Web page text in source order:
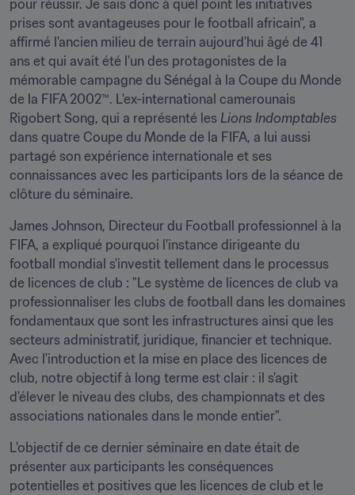
pour réussir. Je sais donc à quel point les initiatives
prises sont avantageuses pour le football africain", a
affirmé l'ancien milieu de terrain aujourd'hui âgé de 41
ans et qui avait été l'un des protagonistes de la
mémorable campagne du Sénégal à la Coupe du Monde
de la FIFA 2002™. L'ex-international camerounais
Rigobert Song, qui a représenté les Lions Indomptables
dans quatre Coupe du Monde de la FIFA, a lui aussi
partagé son expérience internationale et ses
connaissances avec les participants lors de la séance de
clôture du séminaire.
James Johnson, Directeur du Football professionnel à la
FIFA, a expliqué pourquoi l'instance dirigeante du
football mondial s'investit tellement dans le processus
de licences de club : "Le système de licences de club va
professionnaliser les clubs de football dans les domaines
fondamentaux que sont les infrastructures ainsi que les
secteurs administratif, juridique, financier et technique.
Avec l'introduction et la mise en place des licences de
club, notre objectif à long terme est clair : il s'agit
d'élever le niveau des clubs, des championnats et des
associations nationales dans le monde entier".
L'objectif de ce dernier séminaire en date était de
présenter aux participants les conséquences
potentielles et positives que les licences de club et le